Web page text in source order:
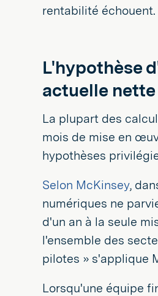
rentabilité échouent.
L'hypothèse
actuelle nette
La plupart des
mois de mise en
hypothèses
Selon McKinsey,
numériques ne
d'un an à la seule
l'ensemble des
pilotes » s'applique
Lorsqu'une équipe